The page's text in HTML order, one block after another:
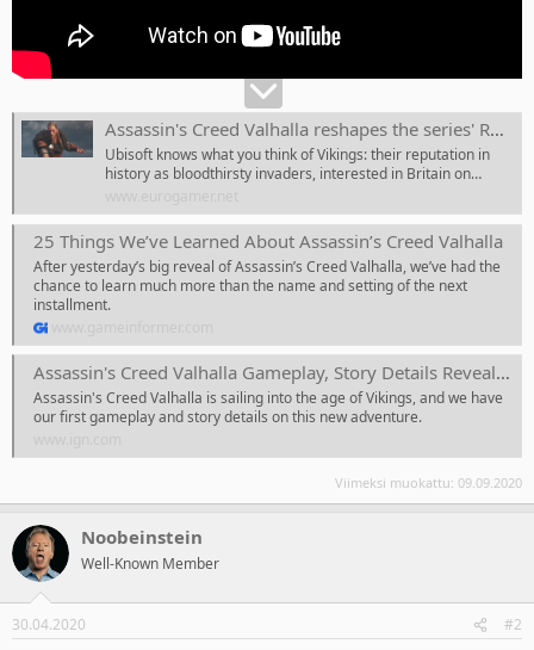
Assassin's Creed Valhalla reshapes the series' RPG storytelling by giving you a Viking settlement
Ubisoft knows what you think of Vikings: their reputation in
history as bloodthirsty invaders, interested in Britain on…
25 Things We’ve Learned About Assassin’s Creed Valhalla
After yesterday’s big reveal of Assassin’s Creed Valhalla, we’ve had the
chance to learn much more than the name and setting of the next
installment.
Assassin's Creed Valhalla Gameplay, Story Details Revealed - IGN
Assassin's Creed Valhalla is sailing into the age of Vikings, and we have
our first gameplay and story details on this new adventure.
Viimeksi muokattu: 09.09.2020
Noobeinstein
Well-Known Member
30.04.2020 #2